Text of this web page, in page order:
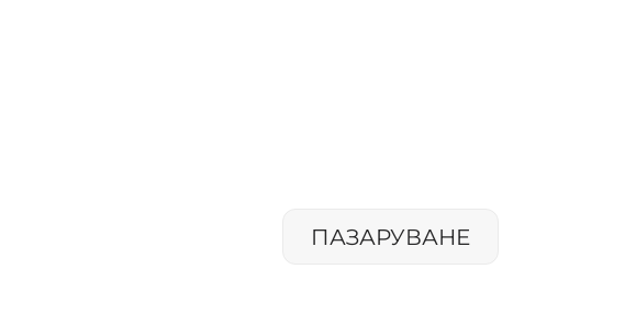
ПАЗАРУВАНЕ